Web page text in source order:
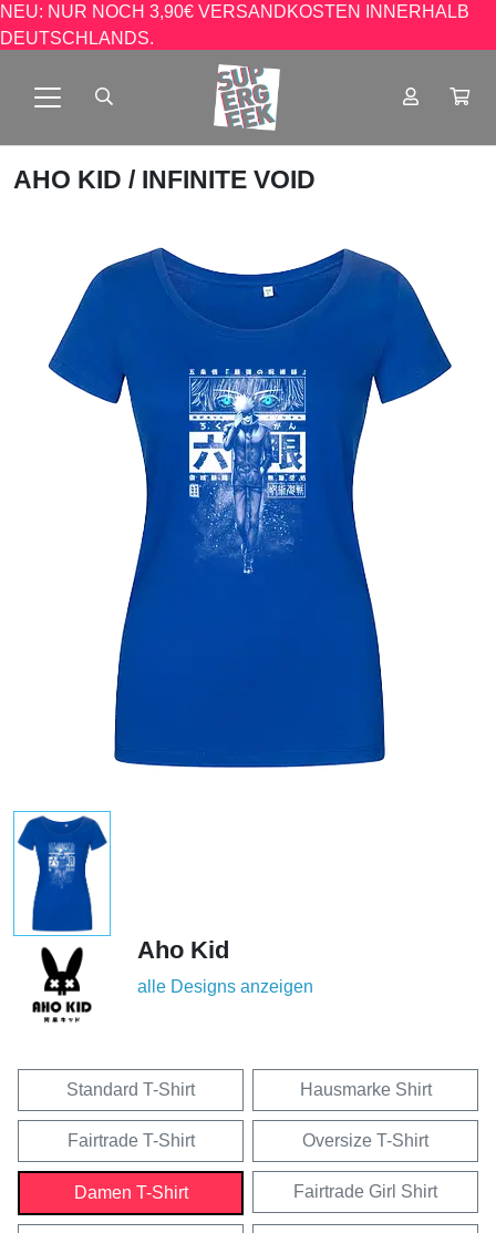
NEU: NUR NOCH 3,90€ VERSANDKOSTEN INNERHALB
DEUTSCHLANDS.
AHO KID / INFINITE VOID
Aho Kid
alle Designs anzeigen
Standard T-Shirt Hausmarke Shirt
Fairtrade T-Shirt Oversize T-Shirt
Damen T-Shirt Fairtrade Girl Shirt